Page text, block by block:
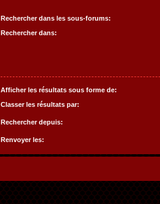
Rechercher dans les sous-forums:
Rechercher dans:
Afficher les résultats sous forme de:
Classer les résultats par:
Rechercher depuis:
Renvoyer les: